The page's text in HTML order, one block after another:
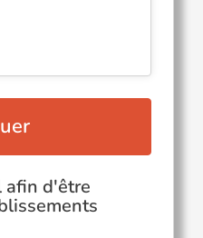
afin d'être